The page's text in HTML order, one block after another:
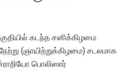
கடந்த சனிக்கிழமை
(ஞாயிற்றுக்கிழமை) சடலமாக
பொலிஸார்